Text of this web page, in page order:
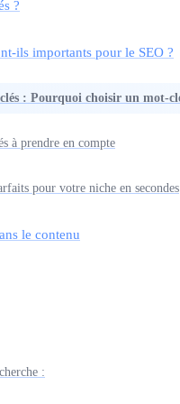
?
ils importants pour le SEO ?
: Pourquoi choisir un mot-
à prendre en compte
pour votre niche en secondes
le contenu
: